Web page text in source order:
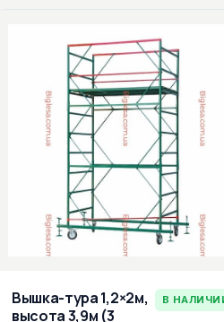
Вышка-тура 1,2×2м,
высота 3,9м (3
В